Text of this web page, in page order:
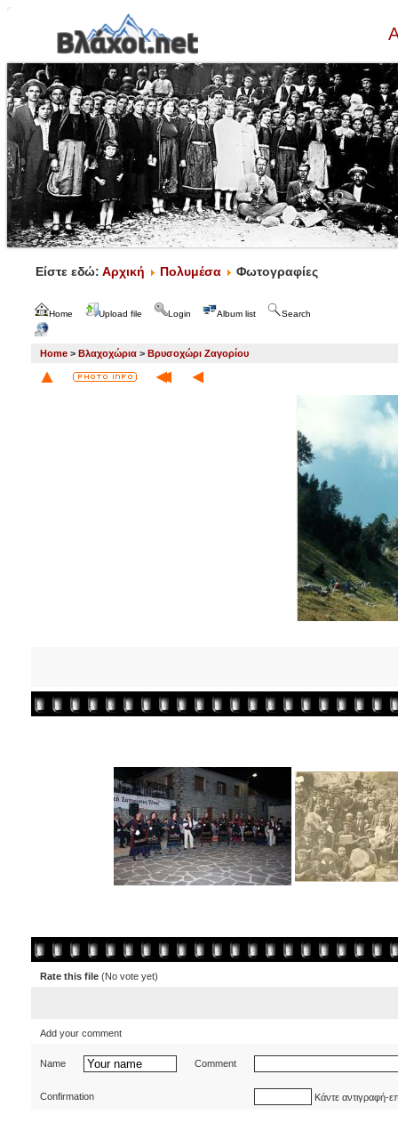
Είστε εδώ: Αρχική Πολυμέσα Φωτογραφίες
Home Upload file Login Album list Search
Home > Βλαχοχώρια > Βρυσοχώρι Ζαγορίου
Rate this file (No vote yet)
Add your comment
Name Comment
Confirmation Κάντε αντιγραφή-